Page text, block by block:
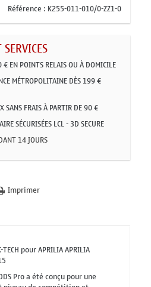
Référence : K255-011-010/0-ZZ1-0
EN POINTS RELAIS OU À DOMICILE
MÉTROPOLITAINE DÈS 199 €
SANS FRAIS À PARTIR DE 90 €
SÉCURISÉES LCL - 3D SECURE
14 JOURS
Imprimer
pour APRILIA APRILIA
Pro a été conçu pour une